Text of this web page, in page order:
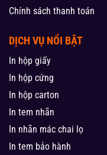
Chính sách thanh toán
DỊCH VỤ NỔI BẬT
In hộp giấy
In hộp cứng
In hộp carton
In tem nhãn
In nhãn mác chai lọ
In tem bảo hành